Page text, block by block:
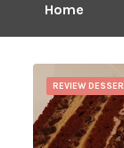
Home
REVIEW